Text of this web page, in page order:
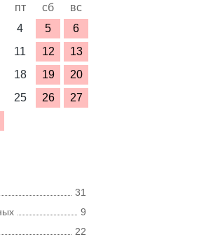
пт сб
вс
4 5
6
11 12
13
18 19
20
25 26
27
31
9
22